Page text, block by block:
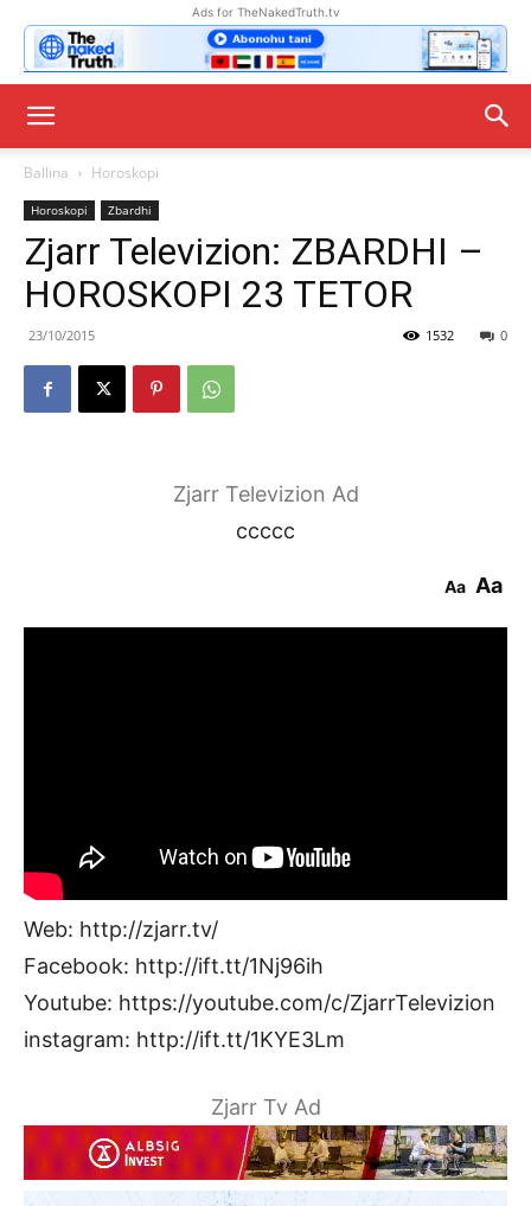
Ads for TheNakedTruth.tv
Ballina Horoskopi
Horoskopi Zbardhi
Zjarr Televizion: ZBARDHI –
HOROSKOPI 23 TETOR
23/10/2015 0
1532
Zjarr Televizion Ad
ccccc
Aa Aa
Web: http://zjarr.tv/
Facebook: http://ift.tt/1Nj96ih
Youtube: https://youtube.com/c/ZjarrTelevizion
instagram: http://ift.tt/1KYE3Lm
Zjarr Tv Ad